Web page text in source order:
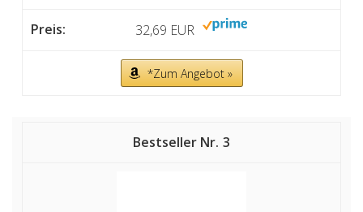
32,69 EUR
*Zum Angebot »
3